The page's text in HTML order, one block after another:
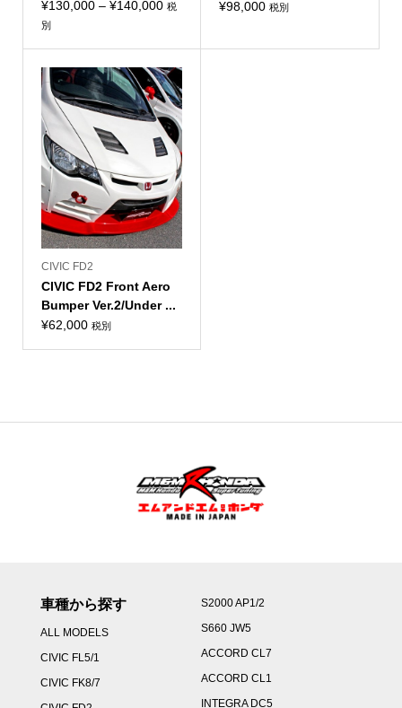
¥130,000 – ¥140,000価
–
¥140,000
税
別
¥98,000 税別
CIVIC FD2
CIVIC FD2 Front Aero
Bumper Ver.2/Under ...
¥62,000 税別
車種から探す
ALL MODELS
CIVIC FL5/1
CIVIC FK8/7
S2000 AP1/2
S660 JW5
ACCORD CL7
ACCORD CL1
INTEGRA DC5